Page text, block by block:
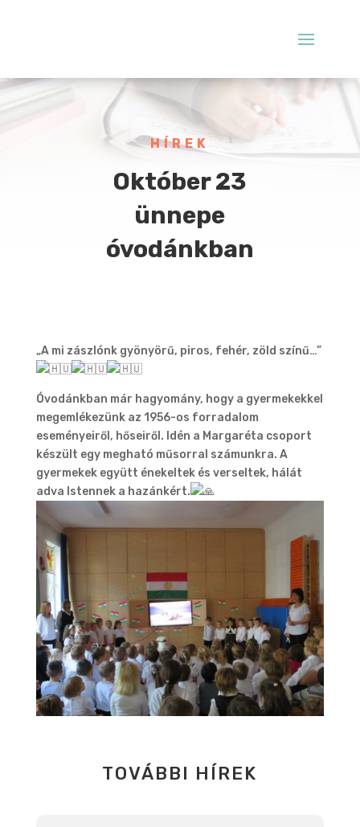
HÍREK
Október 23
ünnepe
óvodánkban
„A mi zászlónk gyönyörű, piros, fehér, zöld színű…”
Óvodánkban már hagyomány, hogy a gyermekekkel
megemlékezünk az 1956-os forradalom
eseményeiről, hőseiről. Idén a Margaréta csoport
készült egy megható műsorral számunkra. A
gyermekek együtt énekeltek és verseltek, hálát
adva Istennek a hazánkért.
TOVÁBBI HÍREK